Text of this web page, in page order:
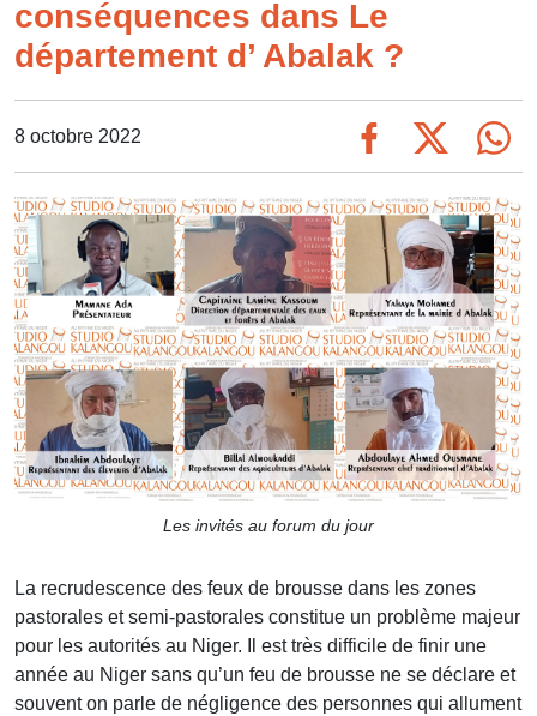
conséquences dans Le
département d’ Abalak ?
8 octobre 2022
Les invités au forum du jour
La recrudescence des feux de brousse dans les zones
pastorales et semi-pastorales constitue un problème majeur
pour les autorités au Niger. Il est très difficile de finir une
année au Niger sans qu’un feu de brousse ne se déclare et
souvent on parle de négligence des personnes qui allument